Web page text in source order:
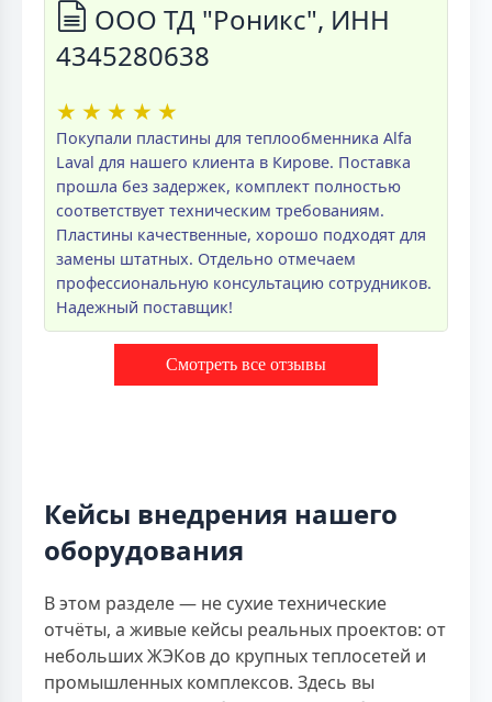
ООО ТД "Роникс", ИНН
4345280638
★ ★ ★ ★ ★
Покупали пластины для теплообменника Alfa
Laval для нашего клиента в Кирове. Поставка
прошла без задержек, комплект полностью
соответствует техническим требованиям.
Пластины качественные, хорошо подходят для
замены штатных. Отдельно отмечаем
профессиональную консультацию сотрудников.
Надежный поставщик!
Смотреть все отзывы
Кейсы внедрения нашего
оборудования
В этом разделе — не сухие технические
отчёты, а живые кейсы реальных проектов: от
небольших ЖЭКов до крупных теплосетей и
промышленных комплексов. Здесь вы